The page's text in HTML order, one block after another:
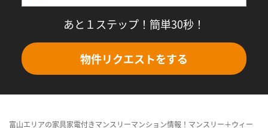
あと１ステップ！簡単30秒！
物件リクエストをする
富山エリアの家具家電付きマンスリーマンション情報！マンスリー＋ウィー